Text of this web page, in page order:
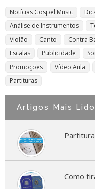
Notícias Gospel Music
Análise de Instrumentos
Violão
Canto Contra
Escalas
Publicidade
Promoções
Vídeo Aula
Partituras
Artigos Mais
Como